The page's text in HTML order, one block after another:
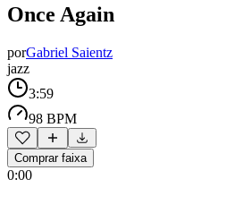
Once Again
porGabriel Saientz
jazz
3:59
98 BPM
Comprar faixa
0:00